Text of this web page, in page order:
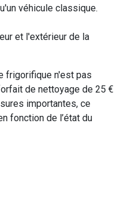
véhicule classique.
et l'extérieur de la
frigorifique n'est pas
de nettoyage de 25 €
importantes, ce
fonction de l’état du